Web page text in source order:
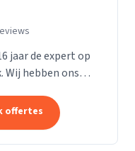
jaar de expert op
hebben ons
om passend
offertes